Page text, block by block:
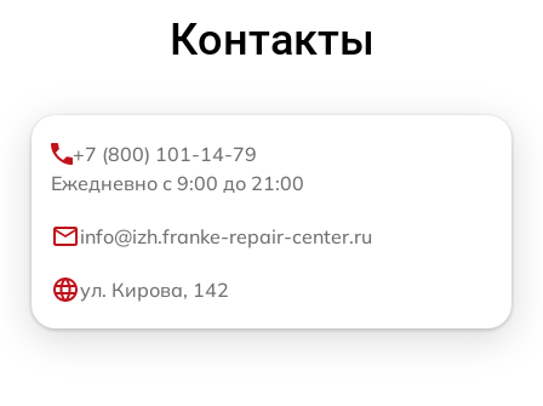
Контакты
+7 (800) 101-14-79
Ежедневно с 9:00 до 21:00
info@izh.franke-repair-center.ru
ул. Кирова, 142